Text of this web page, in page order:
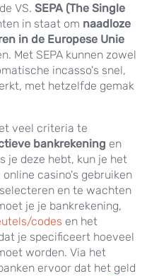
VS. SEPA (The Single
in staat om naadloze
in de Europese Unie
Met SEPA kunnen zowel
incasso's snel,
met hetzelfde gemak
veel criteria te
bankrekening en
je deze hebt, kun je het
casino's gebruiken
en te wachten
je je bankrekening,
codes en het
je specificeert hoeveel
worden. Via het
ervoor dat het geld